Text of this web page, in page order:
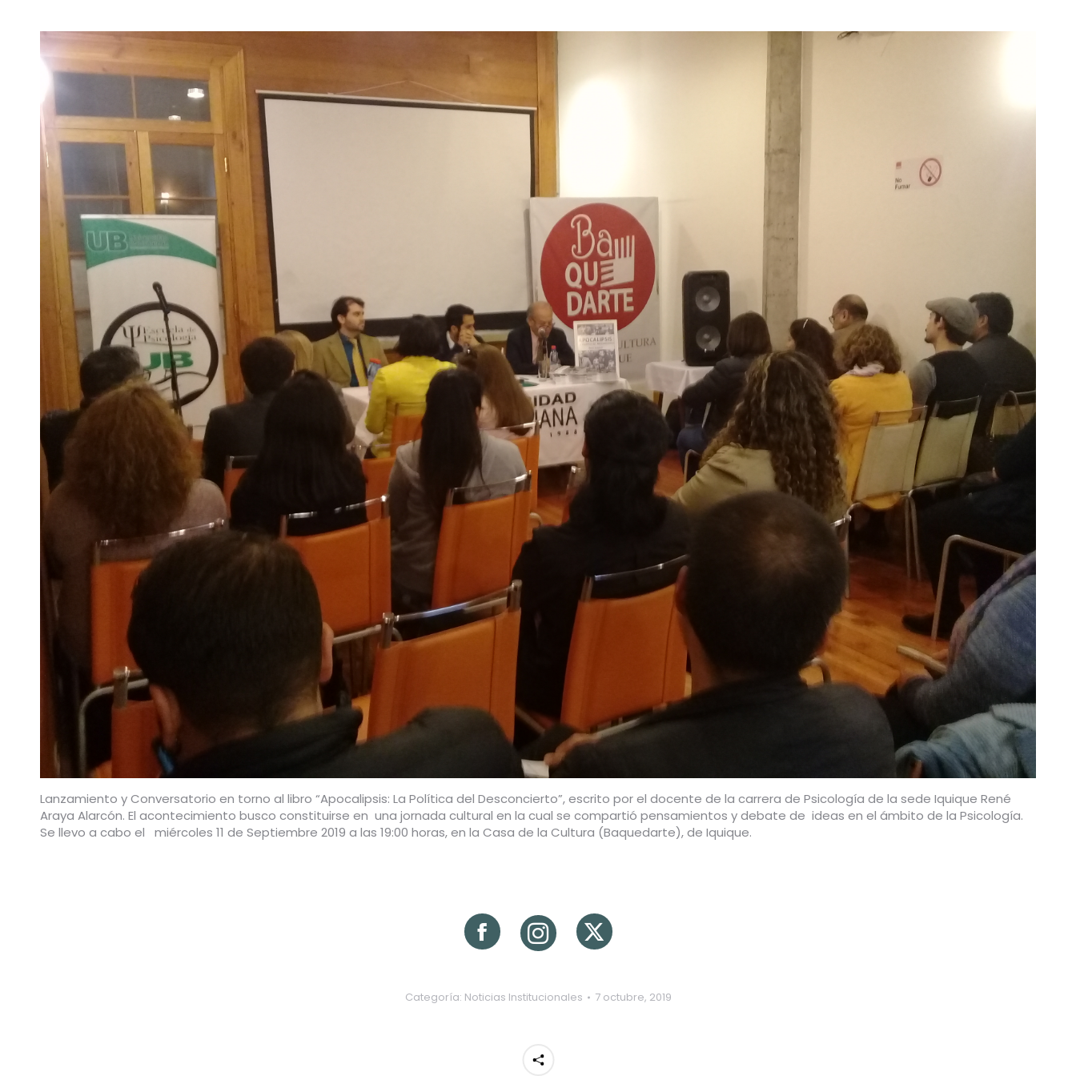
Lanzamiento y Conversatorio en torno al libro “Apocalipsis: La Política del Desconcierto”, escrito por el docente de la carrera de Psicología de la sede Iquique René
Araya Alarcón. El acontecimiento busco constituirse en una jornada cultural en la cual se compartió pensamientos y debate de ideas en el ámbito de la Psicología.
Se llevo a cabo el miércoles 11 de Septiembre 2019 a las 19:00 horas, en la Casa de la Cultura (Baquedarte), de Iquique.
Categoría: Noticias Institucionales 7 octubre, 2019